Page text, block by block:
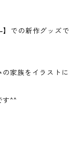
での新作グッズで
家族をイラストに
す^^